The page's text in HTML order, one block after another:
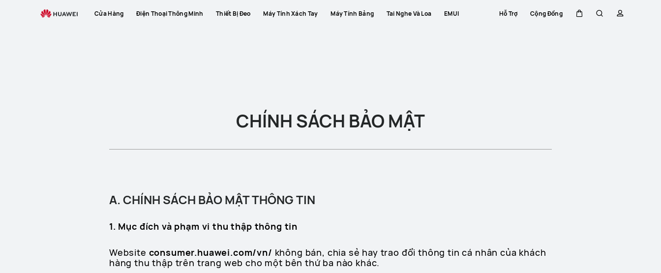
Cửa Hàng Điện Thoại Thông Minh Thiết Bị Đeo Máy Tính Xách Tay Máy Tính Bảng Tai Nghe Và Loa EMUI Hỗ Trợ Cộng Đồng
CHÍNH SÁCH BẢO MẬT
A. CHÍNH SÁCH BẢO MẬT THÔNG TIN
1. Mục đích và phạm vi thu thập thông tin
Website consumer.huawei.com/vn/ không bán, chia sẻ hay trao đổi thông tin cá nhân của khách
hàng thu thập trên trang web cho một bên thứ ba nào khác.